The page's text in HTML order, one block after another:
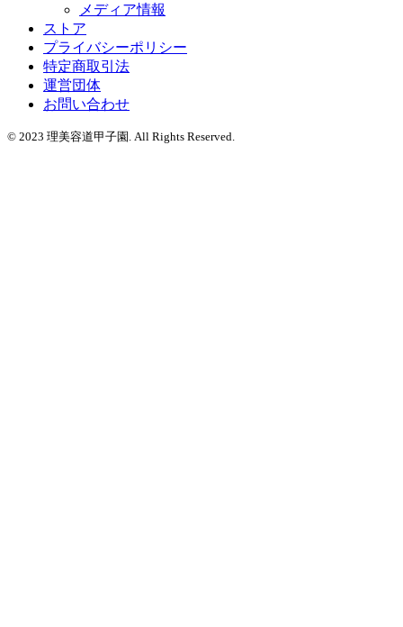
メディア情報
ストア
プライバシーポリシー
特定商取引法
運営団体
お問い合わせ
© 2023 理美容道甲子園. All Rights Reserved.